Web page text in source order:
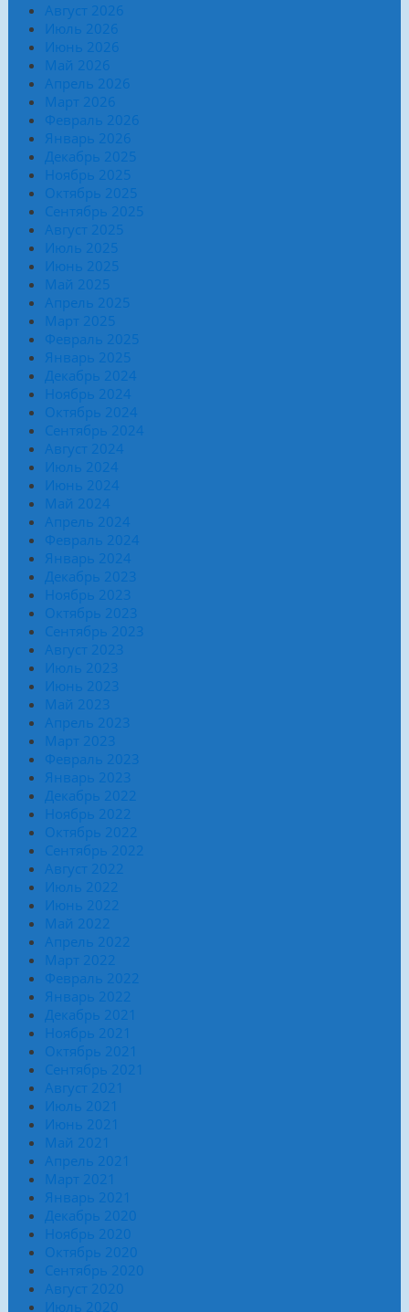
Август 2026
Июль 2026
Июнь 2026
Май 2026
Апрель 2026
Март 2026
Февраль 2026
Январь 2026
Декабрь 2025
Ноябрь 2025
Октябрь 2025
Сентябрь 2025
Август 2025
Июль 2025
Июнь 2025
Май 2025
Апрель 2025
Март 2025
Февраль 2025
Январь 2025
Декабрь 2024
Ноябрь 2024
Октябрь 2024
Сентябрь 2024
Август 2024
Июль 2024
Июнь 2024
Май 2024
Апрель 2024
Февраль 2024
Январь 2024
Декабрь 2023
Ноябрь 2023
Октябрь 2023
Сентябрь 2023
Август 2023
Июль 2023
Июнь 2023
Май 2023
Апрель 2023
Март 2023
Февраль 2023
Январь 2023
Декабрь 2022
Ноябрь 2022
Октябрь 2022
Сентябрь 2022
Август 2022
Июль 2022
Июнь 2022
Май 2022
Апрель 2022
Март 2022
Февраль 2022
Январь 2022
Декабрь 2021
Ноябрь 2021
Октябрь 2021
Сентябрь 2021
Август 2021
Июль 2021
Июнь 2021
Май 2021
Апрель 2021
Март 2021
Январь 2021
Декабрь 2020
Ноябрь 2020
Октябрь 2020
Сентябрь 2020
Август 2020
Июль 2020